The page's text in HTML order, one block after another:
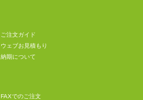
ご注文ガイド
ウェブお見積もり
納期について
FAXでのご注文